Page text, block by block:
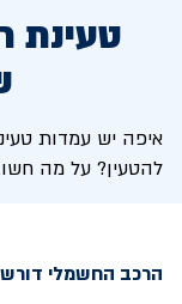
טעינת
איפה יש עמדות
להטעין? על מה
הרכב החשמלי דורש